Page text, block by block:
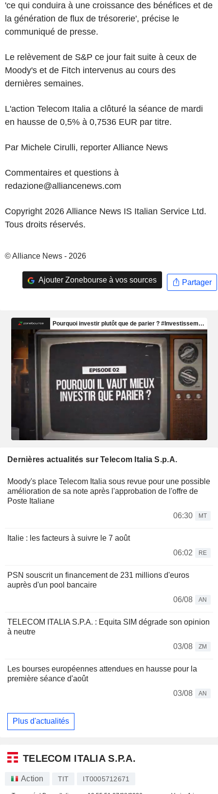
'ce qui conduira à une croissance des bénéfices et de
la génération de flux de trésorerie', précise le
communiqué de presse.
Le relèvement de S&P ce jour fait suite à ceux de
Moody's et de Fitch intervenus au cours des
dernières semaines.
L'action Telecom Italia a clôturé la séance de mardi
en hausse de 0,5% à 0,7536 EUR par titre.
Par Michele Cirulli, reporter Alliance News
Commentaires et questions à
redazione@alliancenews.com
Copyright 2026 Alliance News IS Italian Service Ltd.
Tous droits réservés.
© Alliance News - 2026
Ajouter Zonebourse à vos sources Partager
Dernières actualités sur Telecom Italia S.p.A.
Moody's place Telecom Italia sous revue pour une possible
amélioration de sa note après l'approbation de l'offre de
Poste Italiane
06:30
MT
Italie : les facteurs à suivre le 7 août
06:02
RE
PSN souscrit un financement de 231 millions d'euros
auprès d'un pool bancaire
06/08
AN
TELECOM ITALIA S.P.A. : Equita SIM dégrade son opinion
à neutre
03/08
ZM
Les bourses européennes attendues en hausse pour la
première séance d'août
03/08
AN
Plus d'actualités
TELECOM ITALIA S.P.A.
Action TIT IT0005712671